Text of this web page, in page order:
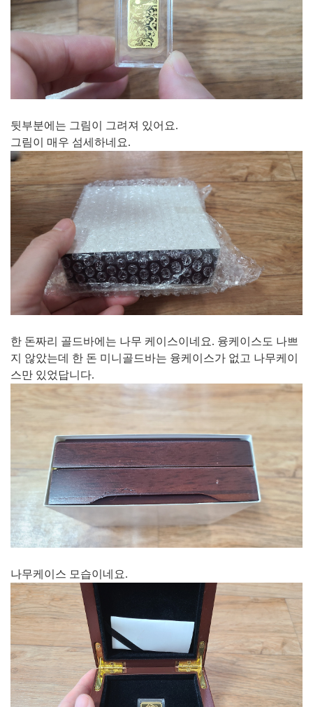
뒷부분에는 그림이 그려져 있어요.
그림이 매우 섬세하네요.
한 돈짜리 골드바에는 나무 케이스이네요. 융케이스도 나쁘
지 않았는데 한 돈 미니골드바는 융케이스가 없고 나무케이
스만 있었답니다.
나무케이스 모습이네요.